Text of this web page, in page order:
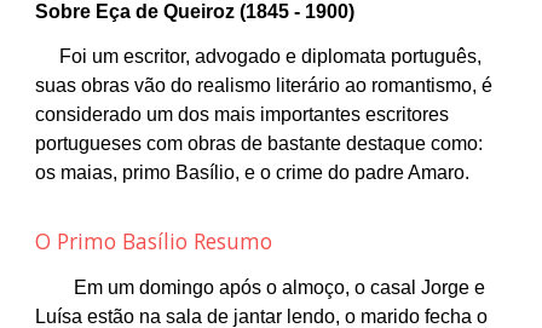
Sobre Eça de Queiroz (1845 - 1900)
Foi um escritor, advogado e diplomata português,
suas obras vão do realismo literário ao romantismo, é
considerado um dos mais importantes escritores
portugueses com obras de bastante destaque como:
os maias, primo Basílio, e o crime do padre Amaro.
O Primo Basílio Resumo
Em um domingo após o almoço, o casal Jorge e
Luísa estão na sala de jantar lendo, o marido fecha o